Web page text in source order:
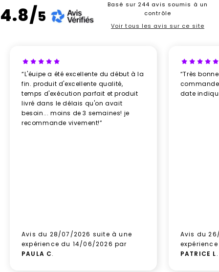
4.8/5
Basé sur 244 avis soumis à un
contrôle
Voir tous les avis sur ce site
“L'éuipe a été excellente du début à la
fin. produit d'excellente qualité,
temps d'exécution parfait et produit
livré dans le délais qu'on avait
besoin... moins de 3 semaines! je
recommande vivement!”
Avis du 28/07/2026 suite à une
expérience du 14/06/2026 par
PAULA C.
“Très
date
Avis du
PATRICE L.